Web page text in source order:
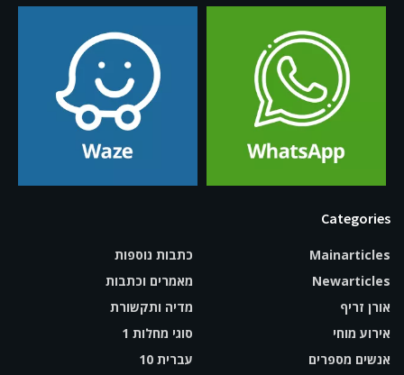
Categories
Mainarticles
Newarticles
אורן זריף
אירוע מוחי
אנשים מספרים
כתבות נוספות
מאמרים וכתבות
מדיה ותקשורת
סוגי מחלות 1
עברית 10